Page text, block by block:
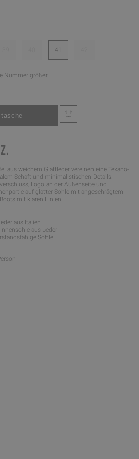
41
Nummer größer.
aus weichem Glattleder vereinen eine Texano-
Schaft und minimalistischen Details.
Logo an der Außenseite und
auf glatter Sohle mit angeschrägtem
mit klaren Linien.
aus Italien
aus Leder
Sohle